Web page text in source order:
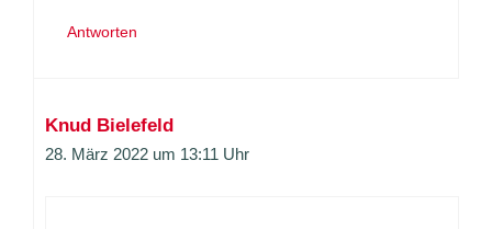
Antworten
Knud Bielefeld
28. März 2022 um 13:11 Uhr